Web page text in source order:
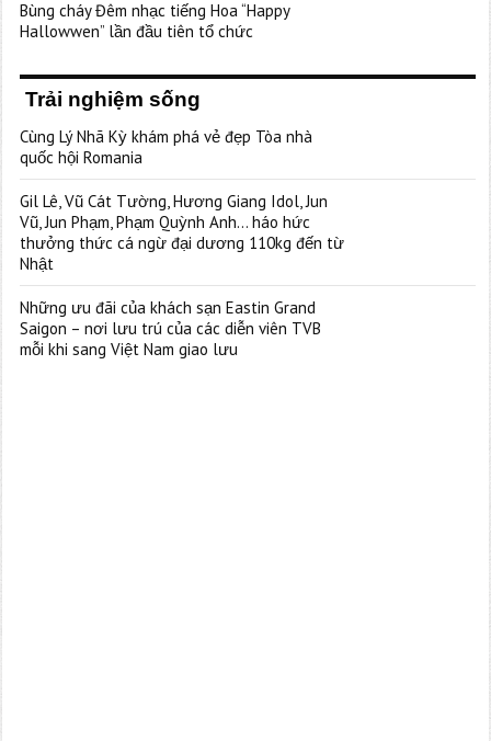
Bùng cháy Đêm nhạc tiếng Hoa “Happy
Hallowwen” lần đầu tiên tổ chức
Trải nghiệm sống
Cùng Lý Nhã Kỳ khám phá vẻ đẹp Tòa nhà
quốc hội Romania
Gil Lê, Vũ Cát Tường, Hương Giang Idol, Jun
Vũ, Jun Phạm, Phạm Quỳnh Anh… háo hức
thưởng thức cá ngừ đại dương 110kg đến từ
Nhật
Những ưu đãi của khách sạn Eastin Grand
Saigon – nơi lưu trú của các diễn viên TVB
mỗi khi sang Việt Nam giao lưu